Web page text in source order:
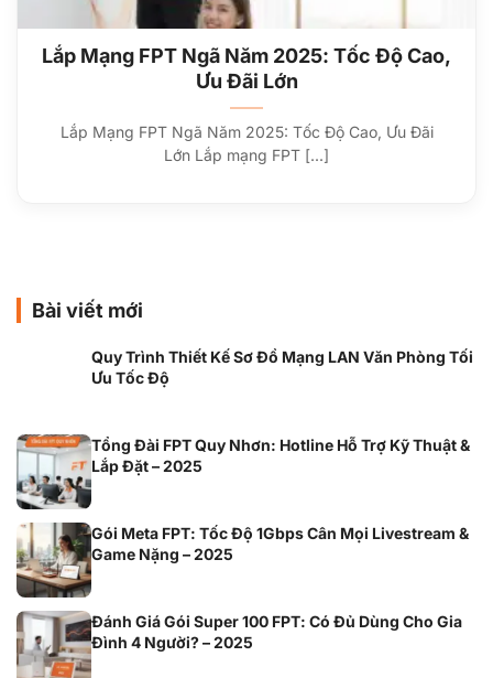
Lắp Mạng FPT Ngã Năm 2025: Tốc Độ Cao,
Ưu Đãi Lớn
Lắp Mạng FPT Ngã Năm 2025: Tốc Độ Cao, Ưu Đãi
Lớn Lắp mạng FPT [...]
Bài viết mới
Quy Trình Thiết Kế Sơ Đồ Mạng LAN Văn Phòng Tối
Ưu Tốc Độ
Tổng Đài FPT Quy Nhơn: Hotline Hỗ Trợ Kỹ Thuật &
Lắp Đặt – 2025
Gói Meta FPT: Tốc Độ 1Gbps Cân Mọi Livestream &
Game Nặng – 2025
Đánh Giá Gói Super 100 FPT: Có Đủ Dùng Cho Gia
Đình 4 Người? – 2025